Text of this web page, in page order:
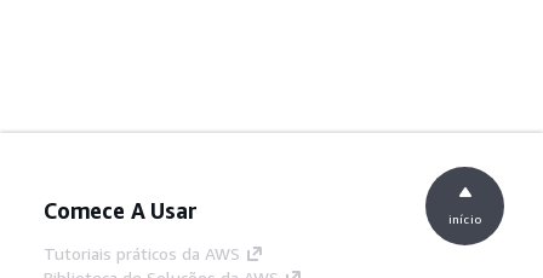
Comece A Usar
Tutoriais práticos da AWS
início